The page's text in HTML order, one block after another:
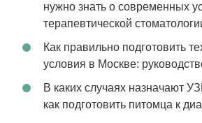
нужно знать о современных
терапевтической
Как правильно подготовить
условия в Москве:
В каких случаях назначают
как подготовить питомца к